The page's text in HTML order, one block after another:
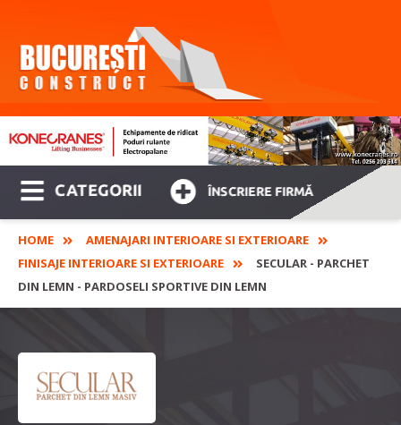
CATEGORII ÎNSCRIERE FIRMĂ
HOME
AMENAJARI INTERIOARE SI EXTERIOARE
FINISAJE INTERIOARE SI EXTERIOARE
SECULAR - PARCHET
DIN LEMN - PARDOSELI SPORTIVE DIN LEMN